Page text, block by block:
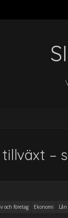
–
och företag Ekonomi Lån